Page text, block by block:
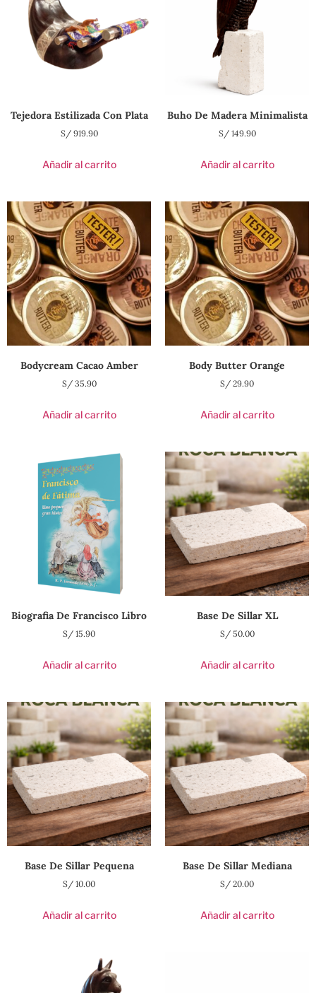
Tejedora Estilizada Con Plata
S/919.90
Añadir al carrito
Buho De Madera Minimalista
S/149.90
Añadir al carrito
Bodycream Cacao Amber
S/35.90
Añadir al carrito
Body Butter Orange
S/ 29.90
Añadir al carrito
Biografia De Francisco Libro
S/ 15.90
Añadir al carrito
Base De Sillar XL
S/50.00
Añadir al carrito
Base De Sillar Pequena
S/ 10.00
Añadir al carrito
Base De Sillar Mediana
S/ 20.00
Añadir al carrito